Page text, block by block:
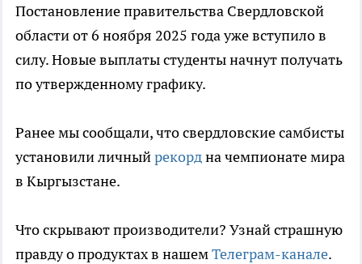
Постановление правительства Свердловской
области от 6 ноября 2025 года уже вступило в
силу. Новые выплаты студенты начнут получать
по утвержденному графику.
Ранее мы сообщали, что свердловские самбисты
установили личныйрекордна чемпионате мира
в Кыргызстане.
Что скрывают производители? Узнай страшную
правду о продуктах в нашемТелеграм-канале.